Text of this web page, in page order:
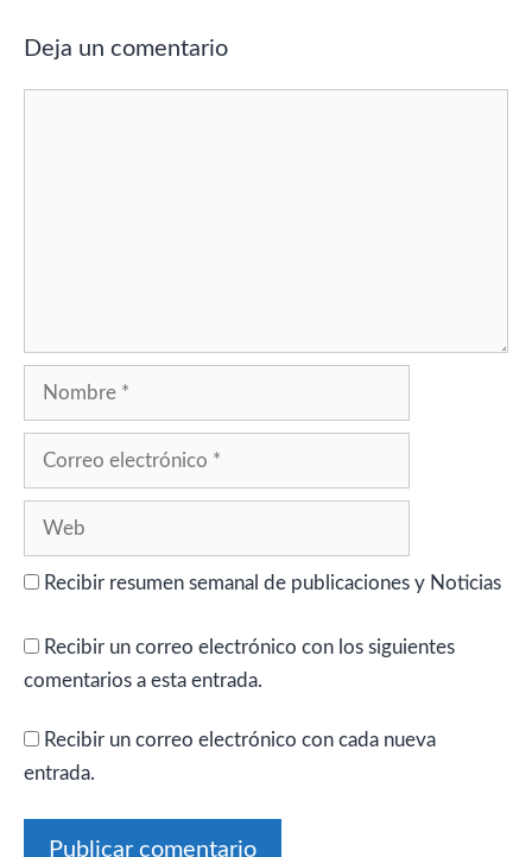
Deja un comentario
Recibir resumen semanal de publicaciones y Noticias
Recibir un correo electrónico con los siguientes
comentarios a esta entrada.
Recibir un correo electrónico con cada nueva
entrada.